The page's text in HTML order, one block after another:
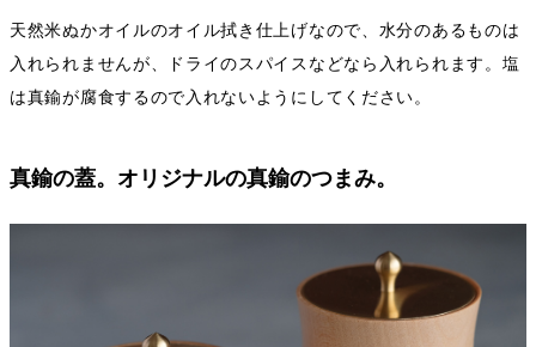
天然米ぬかオイルのオイル拭き仕上げなので、水分のあるものは
入れられませんが、ドライのスパイスなどなら入れられます。塩
は真鍮が腐食するので入れないようにしてください。
真鍮の蓋。オリジナルの真鍮のつまみ。